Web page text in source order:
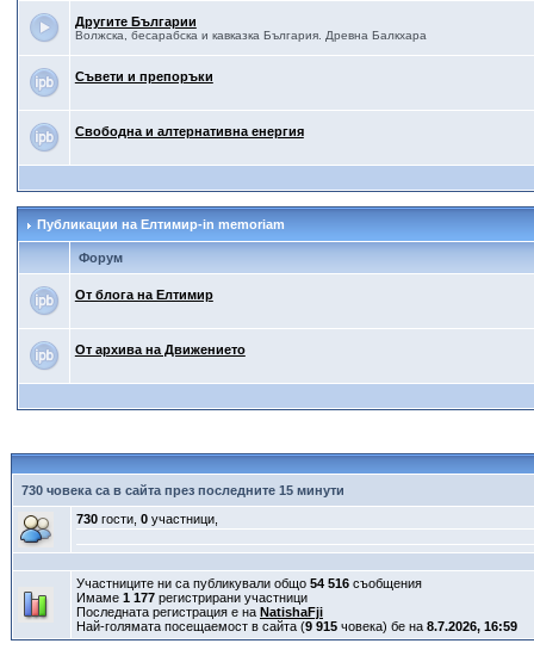
Другите Българии
Волжска, бесарабска и кавказка България. Древна Балкхара
Съвети и препоръки
Свободна и алтернативна енергия
Публикации на Елтимир-in memoriam
Форум
Oт блога на Елтимир
От архива на Движението
730 човека са в сайта през последните 15 минути
730 гости, 0 участници,
Участниците ни са публикували общо 54 516 съобщения
Имаме 1 177 регистрирани участници
Последната регистрация е на NatishaFji
Най-голямата посещаемост в сайта (9 915 човека) бе на 8.7.2026, 16:59